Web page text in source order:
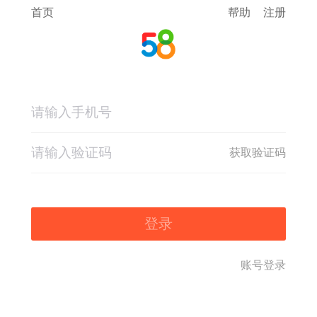
首页 帮助 注册
获取验证码
登录
账号登录